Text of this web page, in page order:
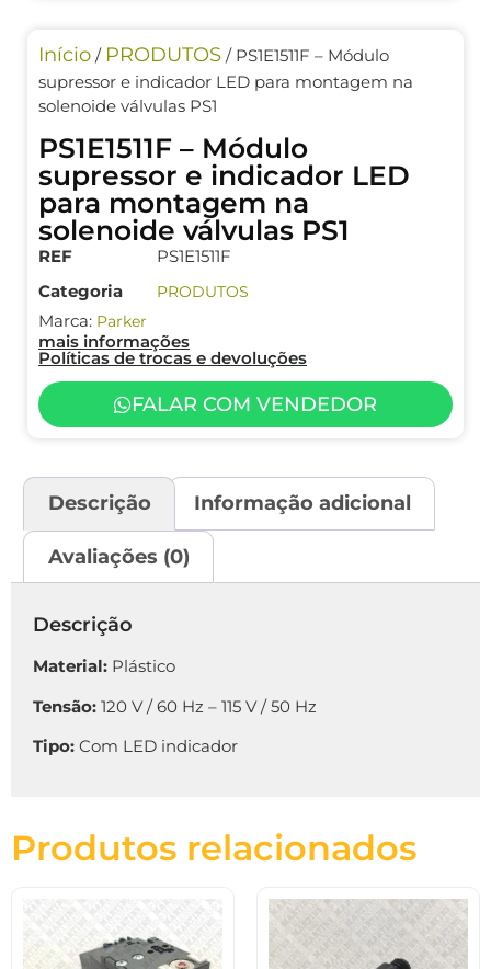
Início / PRODUTOS / PS1E1511F – Módulo
supressor e indicador LED para montagem na
solenoide válvulas PS1
PS1E1511F – Módulo
supressor e indicador LED
para montagem na
solenoide válvulas PS1
REF
PS1E1511F
Categoria
PRODUTOS
Marca: Parker
mais informações
Políticas de trocas e devoluções
FALAR COM VENDEDOR
Descrição Informação adicional
Avaliações (0)
Descrição
Material: Plástico
Tensão: 120 V / 60 Hz – 115 V / 50 Hz
Tipo: Com LED indicador
Produtos relacionados